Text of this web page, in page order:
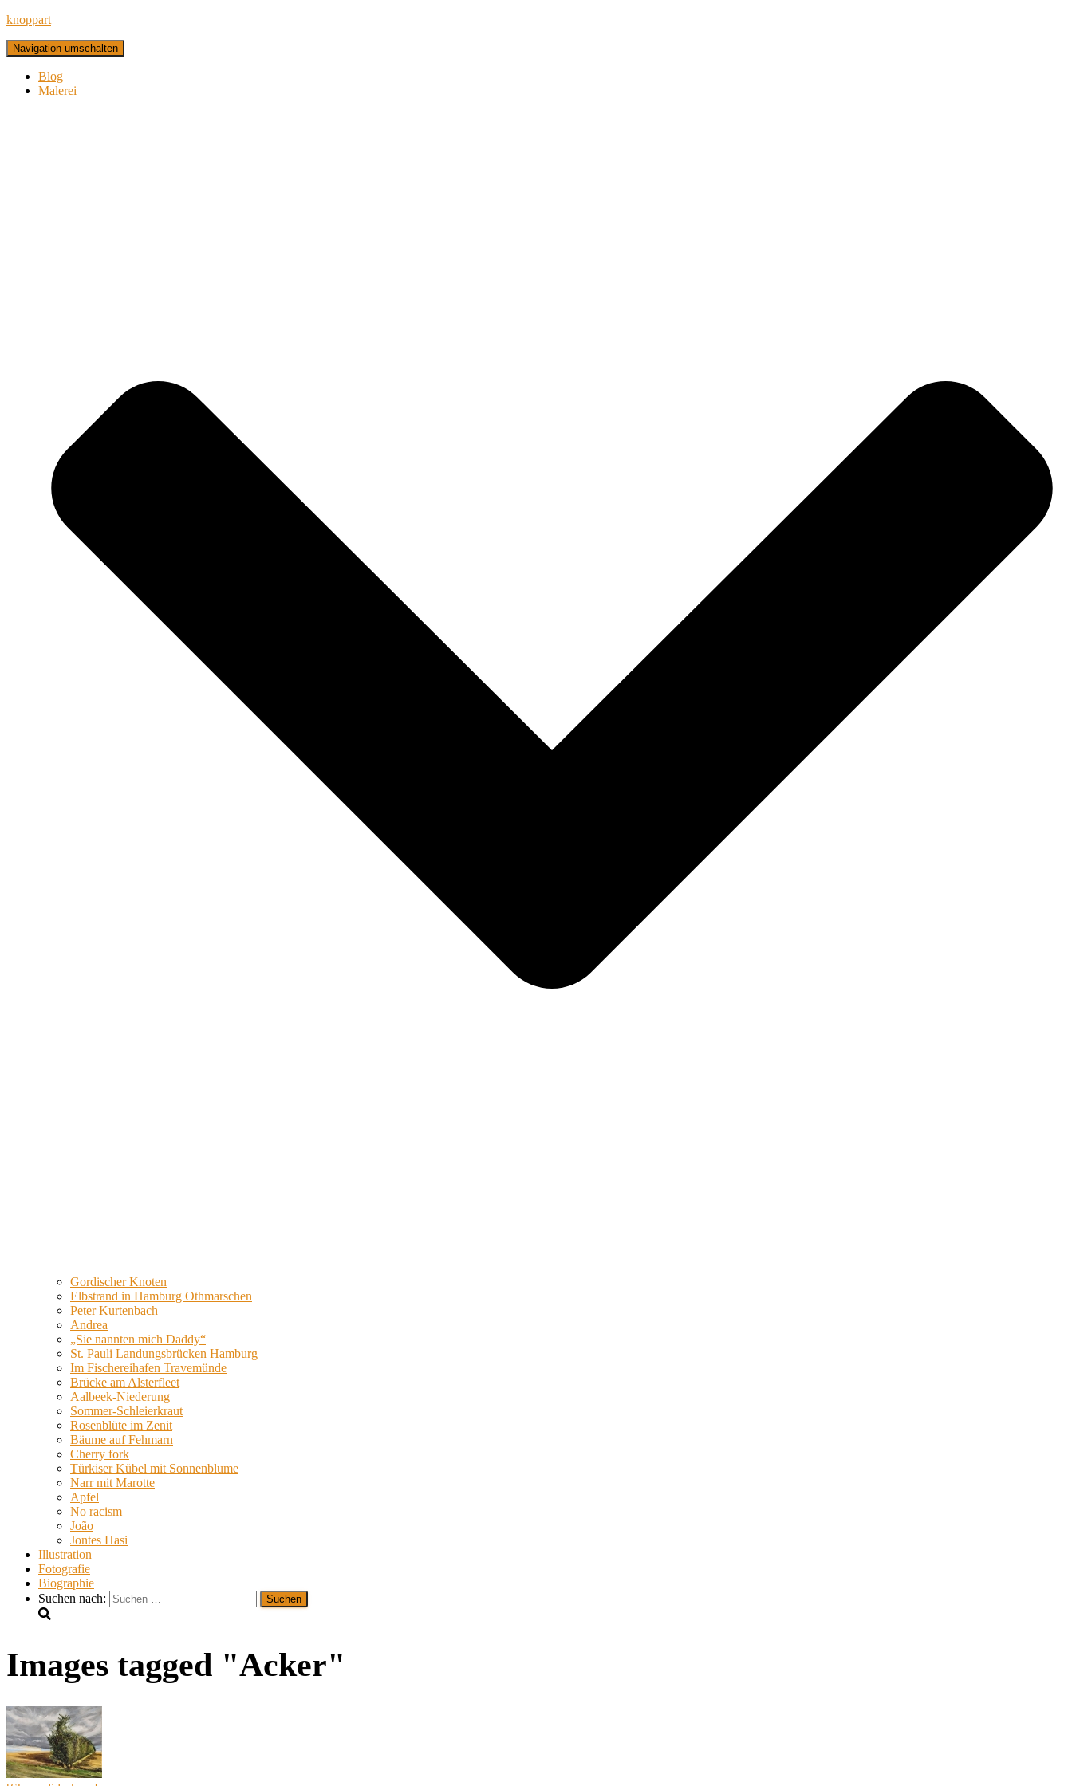
knoppart
Navigation umschalten
Blog
Malerei
Gordischer Knoten
Elbstrand in Hamburg Othmarschen
Peter Kurtenbach
Andrea
„Sie nannten mich Daddy“
St. Pauli Landungsbrücken Hamburg
Im Fischereihafen Travemünde
Brücke am Alsterfleet
Aalbeek-Niederung
Sommer-Schleierkraut
Rosenblüte im Zenit
Bäume auf Fehmarn
Cherry fork
Türkiser Kübel mit Sonnenblume
Narr mit Marotte
Apfel
No racism
João
Jontes Hasi
Illustration
Fotografie
Biographie
Suchen nach:
Images tagged "Acker"